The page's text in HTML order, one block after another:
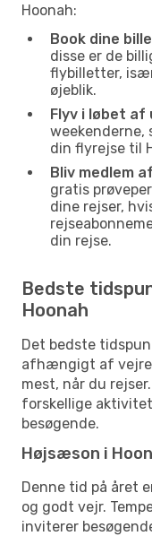
Hoonah:
Book dine
disse er de
flybilletter,
øjeblik.
Flyv i løbet af
weekenderne,
din flyrejse til
Bliv medlem
gratis
dine rejser,
din rejse.
Bedste
Hoonah
Det bedste
afhængigt af
mest, når du
forskellige
besøgende.
Højsæson i
Denne tid på året
og godt vejr.
inviterer